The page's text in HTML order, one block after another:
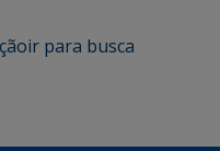
ir para busca